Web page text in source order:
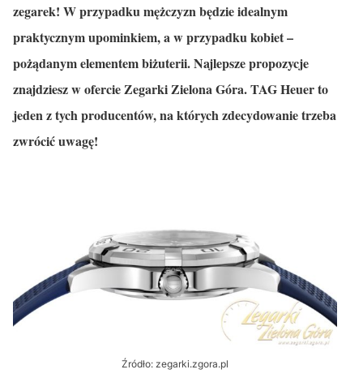
zegarek! W przypadku mężczyzn będzie idealnym
praktycznym upominkiem, a w przypadku kobiet –
pożądanym elementem biżuterii. Najlepsze propozycje
znajdziesz w ofercie Zegarki Zielona Góra. TAG Heuer to
jeden z tych producentów, na których zdecydowanie trzeba
zwrócić uwagę!
Źródło: zegarki.zgora.pl